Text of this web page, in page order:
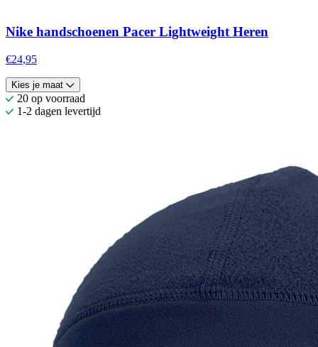
Nike handschoenen Pacer Lightweight Heren
€24,95
Kies je maat
20 op voorraad
1-2 dagen levertijd